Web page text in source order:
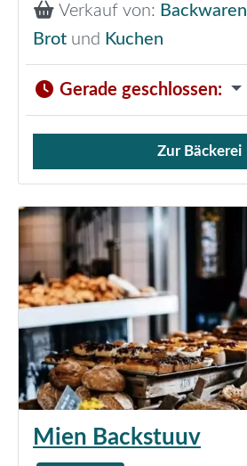
Verkauf von: Backwaren
Brot und Kuchen
Gerade geschlossen:
Verkauf von Brötchen,
Zur Bäckerei
Mien Backstuuv